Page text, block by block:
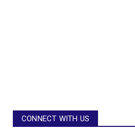
CONNECT WITH US